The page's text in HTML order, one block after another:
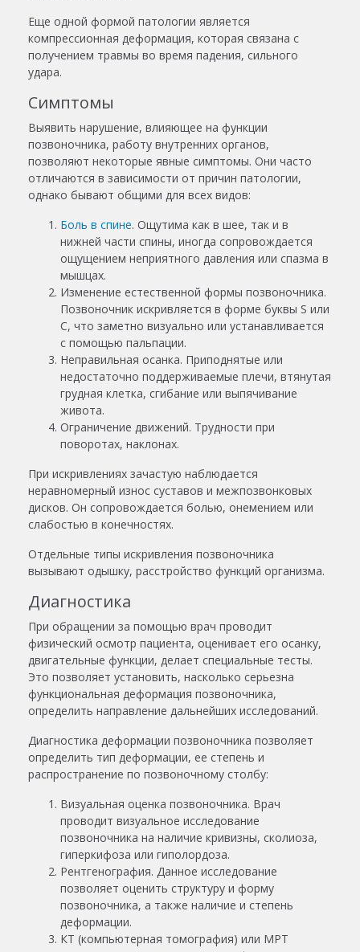
Еще одной формой патологии является
компрессионная деформация, которая связана с
получением травмы во время падения, сильного
удара.
Симптомы
Выявить нарушение, влияющее на функции
позвоночника, работу внутренних органов,
позволяют некоторые явные симптомы. Они часто
отличаются в зависимости от причин патологии,
однако бывают общими для всех видов:
Боль в спине. Ощутима как в шее, так и в
нижней части спины, иногда сопровождается
ощущением неприятного давления или спазма в
мышцах.
Изменение естественной формы позвоночника.
Позвоночник искривляется в форме буквы S или
C, что заметно визуально или устанавливается
с помощью пальпации.
Неправильная осанка. Приподнятые или
недостаточно поддерживаемые плечи, втянутая
грудная клетка, сгибание или выпячивание
живота.
Ограничение движений. Трудности при
поворотах, наклонах.
При искривлениях зачастую наблюдается
неравномерный износ суставов и межпозвонковых
дисков. Он сопровождается болью, онемением или
слабостью в конечностях.
Отдельные типы искривления позвоночника
вызывают одышку, расстройство функций организма.
Диагностика
При обращении за помощью врач проводит
физический осмотр пациента, оценивает его осанку,
двигательные функции, делает специальные тесты.
Это позволяет установить, насколько серьезна
функциональная деформация позвоночника,
определить направление дальнейших исследований.
Диагностика деформации позвоночника позволяет
определить тип деформации, ее степень и
распространение по позвоночному столбу:
Визуальная оценка позвоночника. Врач
проводит визуальное исследование
позвоночника на наличие кривизны, сколиоза,
гиперкифоза или гиполордоза.
Рентгенография. Данное исследование
позволяет оценить структуру и форму
позвоночника, а также наличие и степень
деформации.
КТ (компьютерная томография) или МРТ